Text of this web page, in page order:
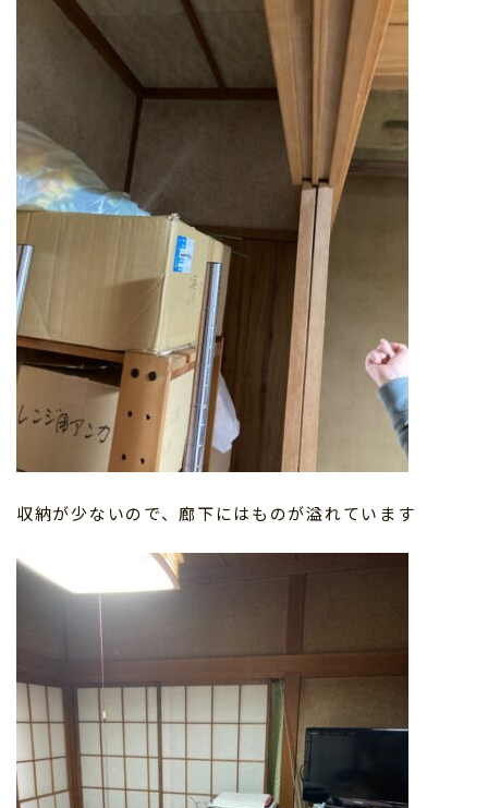
収納が少ないので、廊下にはものが溢れています